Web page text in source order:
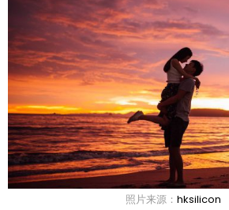
照片来源： hksilicon